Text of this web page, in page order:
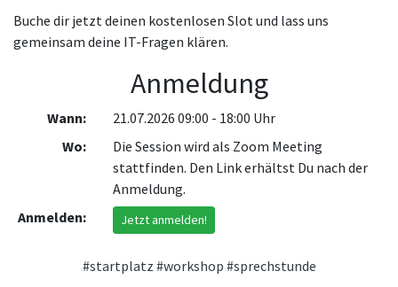
Buche dir jetzt deinen kostenlosen Slot und lass uns
gemeinsam deine IT-Fragen klären.
Anmeldung
Wann:
21.07.2026 09:00 - 18:00 Uhr
Wo:
Die Session wird als Zoom Meeting
stattfinden. Den Link erhältst Du nach der
Anmeldung.
Anmelden:
Jetzt anmelden!
#startplatz #workshop #sprechstunde